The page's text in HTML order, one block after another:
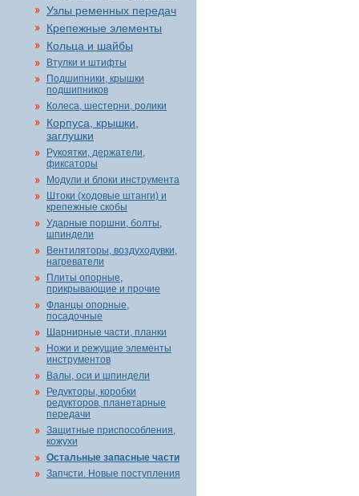
Узлы ременных передач
Крепежные элементы
Кольца и шайбы
Втулки и штифты
Подшипники, крышки
подшипников
Колеса, шестерни, ролики
Корпуса, крышки,
заглушки
Рукоятки, держатели,
фиксаторы
Модули и блоки инструмента
Штоки (ходовые штанги) и
крепежные скобы
Ударные поршни, болты,
шпиндели
Вентиляторы, воздуходувки,
нагреватели
Плиты опорные,
прикрывающие и прочие
Фланцы опорные,
посадочные
Шарнирные части, планки
Ножи и режущие элементы
инструментов
Валы, оси и шпиндели
Редукторы, коробки
редукторов, планетарные
передачи
Защитные приспособления,
кожухи
Остальные запасные части
Запчсти. Новые поступления